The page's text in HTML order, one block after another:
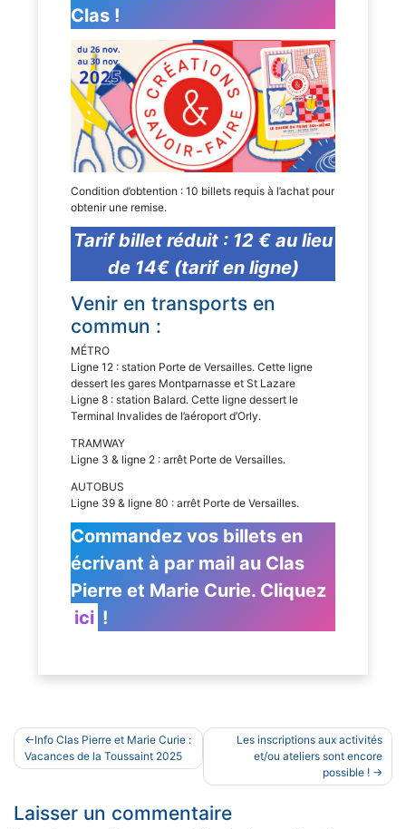
Clas !
Condition d’obtention : 10 billets requis à l’achat pour
obtenir une remise.
Tarif billet réduit : 12 € au lieu
de 14€ (tarif en ligne)
Venir en transports en
commun :
MÉTRO
Ligne 12 : station Porte de Versailles. Cette ligne
dessert les gares Montparnasse et St Lazare
Ligne 8 : station Balard. Cette ligne dessert le
Terminal Invalides de l’aéroport d’Orly.
TRAMWAY
Ligne 3 & ligne 2 : arrêt Porte de Versailles.
AUTOBUS
Ligne 39 & ligne 80 : arrêt Porte de Versailles.
Commandez vos billets en
écrivant à par mail au Clas
Pierre et Marie Curie. Cliquez
ici !
Navigation
de
Info Clas Pierre et Marie Curie :
Vacances de la Toussaint 2025
Les inscriptions aux activités
et/ou ateliers sont encore
possible !
Laisser un commentaire